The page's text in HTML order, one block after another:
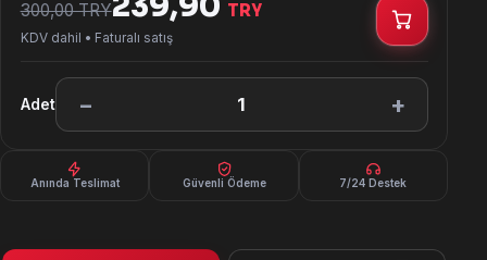
300,00 TRY TRY
KDV dahil • Faturalı satış
Adet − 1 +
Anında Teslimat Güvenli Ödeme 7/24 Destek